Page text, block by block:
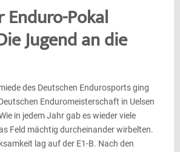
Enduro-Pokal
Jugend an die
des Deutschen Endurosports ging
Enduromeisterschaft in Uelsen
in jedem Jahr gab es wieder viele
Feld mächtig durcheinander wirbelten.
lag auf der E1-B. Nach den